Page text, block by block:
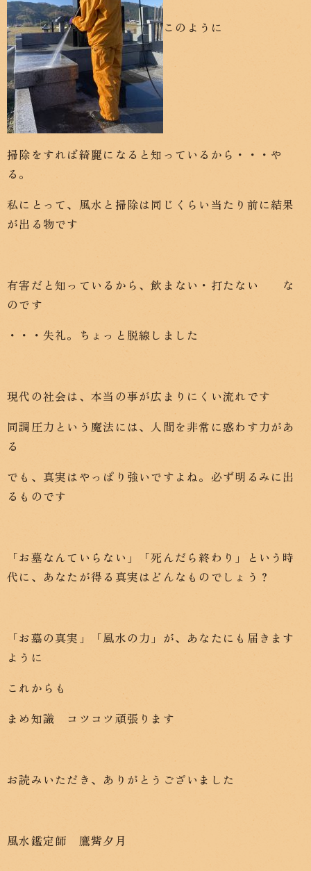
このように
掃除をすれば綺麗になると知っているから・・・や
る。
私にとって、風水と掃除は同じくらい当たり前に結果
が出る物です
有害だと知っているから、飲まない・打たない な
のです
・・・失礼。ちょっと脱線しました
現代の社会は、本当の事が広まりにくい流れです
同調圧力という魔法には、人間を非常に惑わす力があ
る
でも、真実はやっぱり強いですよね。必ず明るみに出
るものです
「お墓なんていらない」「死んだら終わり」という時
代に、あなたが得る真実はどんなものでしょう？
「お墓の真実」「風水の力」が、あなたにも届きます
ように
これからも
まめ知識 コツコツ頑張ります
お読みいただき、ありがとうございました
風水鑑定師 鷹觜夕月